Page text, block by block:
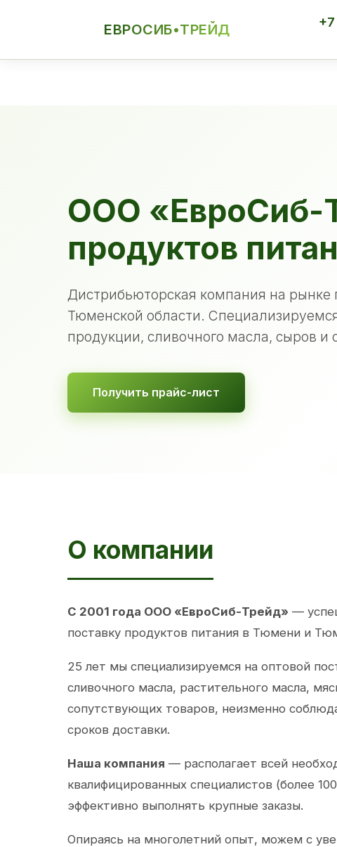
ЕВРОСИБ•ТРЕЙД
ООО «ЕвроСиб-
продуктов
Дистрибьюторская компания на
Тюменской области.
продукции, сливочного масла, сыров и
Получить прайс-лист
О компании
С 2001 года ООО «ЕвроСиб-Трейд» —
поставку продуктов питания в Тюмени и
25 лет мы специализируемся на оптовой
сливочного масла, растительного масла,
сопутствующих товаров, неизменно
сроков доставки.
Наша компания — располагает всей
квалифицированных специалистов (более
эффективно выполнять крупные заказы.
Опираясь на многолетний опыт, можем с